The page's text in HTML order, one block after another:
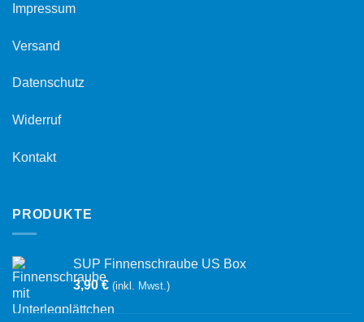
Impressum
Versand
Datenschutz
Widerruf
Kontakt
PRODUKTE
SUP Finnenschraube US Box
3,90€ (inkl. Mwst.)